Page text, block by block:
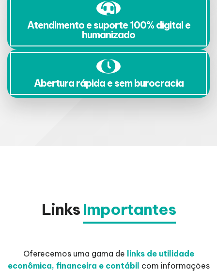
Atendimento e suporte 100% digital e
humanizado
Abertura rápida e sem burocracia
Links Importantes
Oferecemos uma gama de links de utilidade
econômica, financeira e contábil com informações